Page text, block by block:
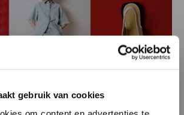
gebruik van cookies